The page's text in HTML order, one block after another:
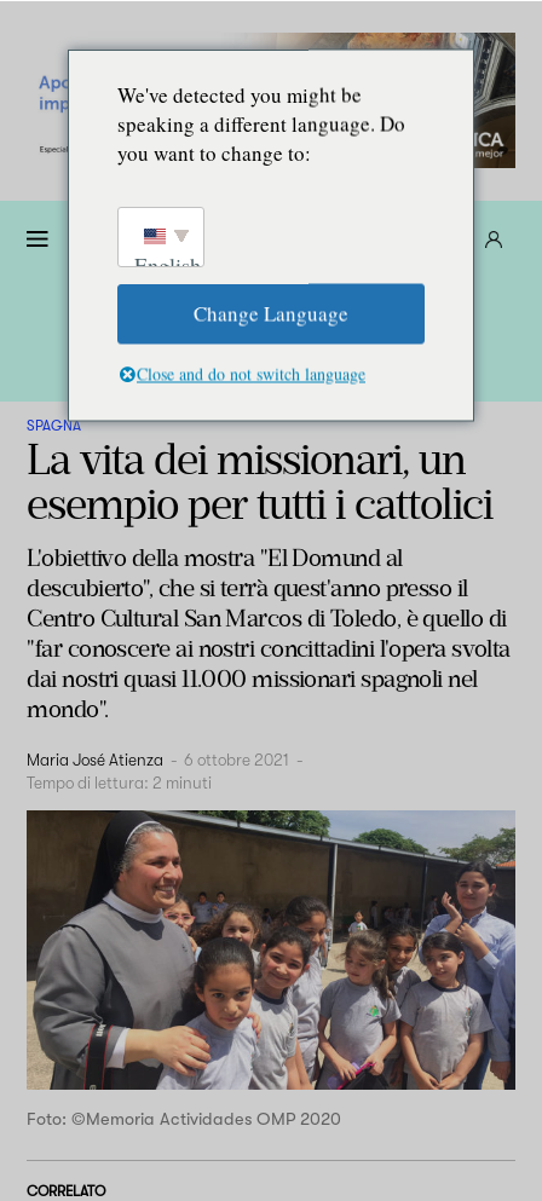
SPAGNA
La vita dei missionari, un
esempio per tutti i cattolici
L'obiettivo della mostra "El Domund al
descubierto", che si terrà quest'anno presso il
Centro Cultural San Marcos di Toledo, è quello di
"far conoscere ai nostri concittadini l'opera svolta
dai nostri quasi 11.000 missionari spagnoli nel
mondo".
Maria José Atienza - 6 ottobre 2021 -
Tempo di lettura: 2 minuti
Foto: ©Memoria Actividades OMP 2020
CORRELATO
We've detected you might be
speaking a different language. Do
you want to change to:
English
Change Language
Close and do not switch language